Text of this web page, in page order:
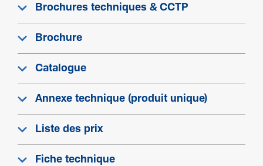
Brochures techniques & CCTP
Brochure
Catalogue
Annexe technique (produit unique)
Liste des prix
Fiche technique